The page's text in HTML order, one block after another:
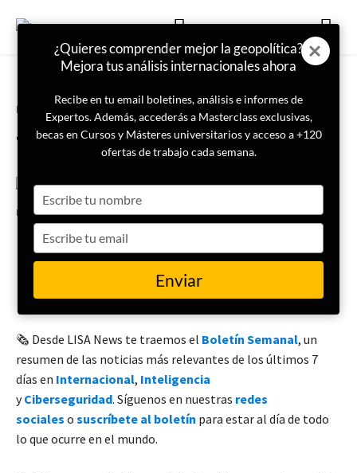
Portada
¿Qué ha pasado esta semana?
LISA News 21 de octubre de 2025
Boletín semanal (11 – 17
OCTUBRE)
🗞️ Desde LISA News te traemos el Boletín Semanal, un
resumen de las noticias más relevantes de los últimos 7
días en Internacional, Inteligencia
yCiberseguridad. Síguenos en nuestras redes
sociales o suscríbete al boletín para estar al día de todo
lo que ocurre en el mundo.
¿Quieres comprender mejor la geopolítica?
Mejora tus análisis internacionales ahora
Recibe en tu email boletines, análisis e informes de
Expertos. Además, accederás a Masterclass exclusivas,
becas en Cursos y Másteres universitarios y acceso a +120
ofertas de trabajo cada semana.
your
name
your
email
Enviar